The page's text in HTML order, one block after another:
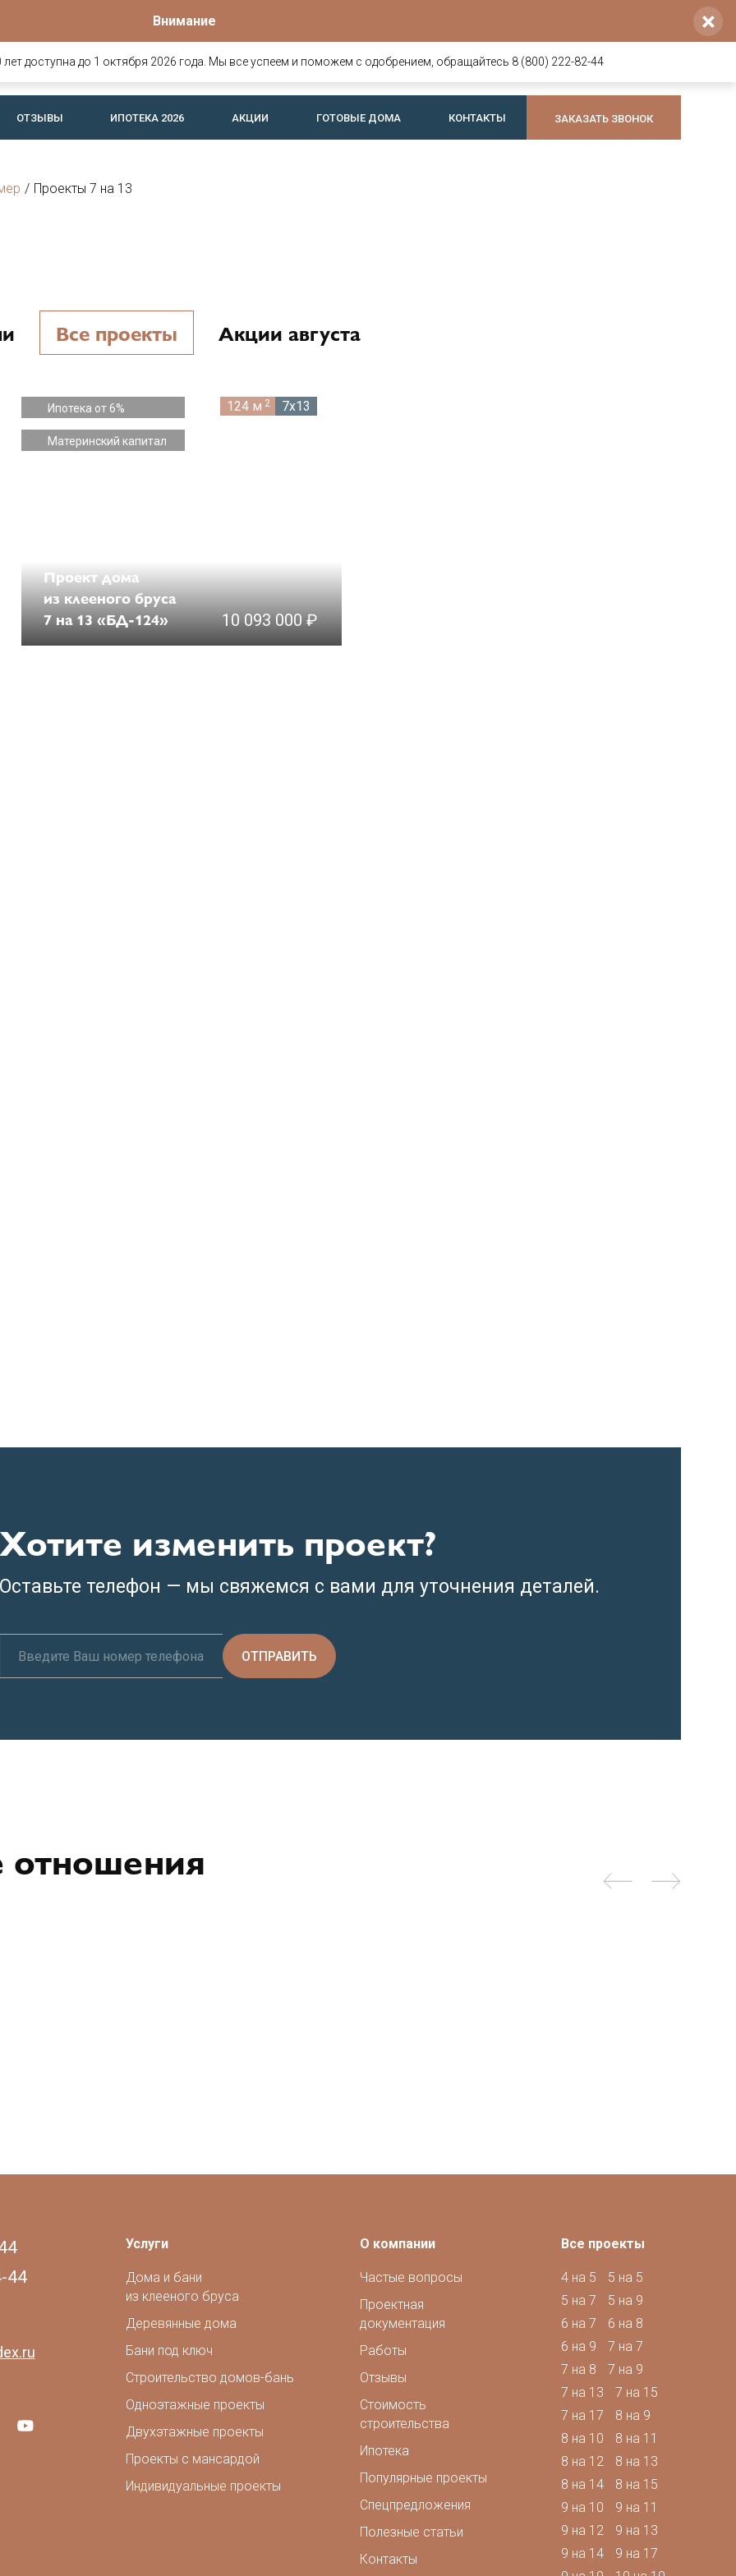
Внимание ×
доступна до 1 октября 2026 года. Мы все успеем и поможем с одобрением, обращайтесь 8 (800) 222-82-44
Офис продаж
офис 26 (c 8:30 до 17:30)
Telegram илиMax
8 800 222-82-44
+7 921 064-74-44
ОТЗЫВЫ ИПОТЕКА 2026 АКЦИИ ГОТОВЫЕ ДОМА КОНТАКТЫ ЗАКАЗАТЬ ЗВОНОК
/ Проекты 7 на 13
Все проекты Акции августа
Ипотека от 6%
Материнский капитал
Проект дома
из клееного бруса
7 на 13 «БД-124»
124 м 2 7x13
10 093 000 ₽
Хотите изменить проект?
Оставьте телефон — мы свяжемся с вами для уточнения деталей.
ОТПРАВИТЬ
отношения
44
Услуги
Дома и бани
из клееного бруса
Деревянные дома
Бани под ключ
Строительство домов-бань
Одноэтажные проекты
Двухэтажные проекты
Проекты с мансардой
Индивидуальные проекты
О компании
Частые вопросы
Проектная
документация
Работы
Отзывы
Стоимость
строительства
Ипотека
Популярные проекты
Спецпредложения
Полезные статьи
Контакты
Все проекты
4 на 5
5 на 5
5 на 7
5 на 9
6 на 7
6 на 8
6 на 9
7 на 7
7 на 8
7 на 9
7 на 13
7 на 15
7 на 17
8 на 9
8 на 10
8 на 11
8 на 12
8 на 13
8 на 14
8 на 15
9 на 10
9 на 11
9 на 12
9 на 13
9 на 14
9 на 17